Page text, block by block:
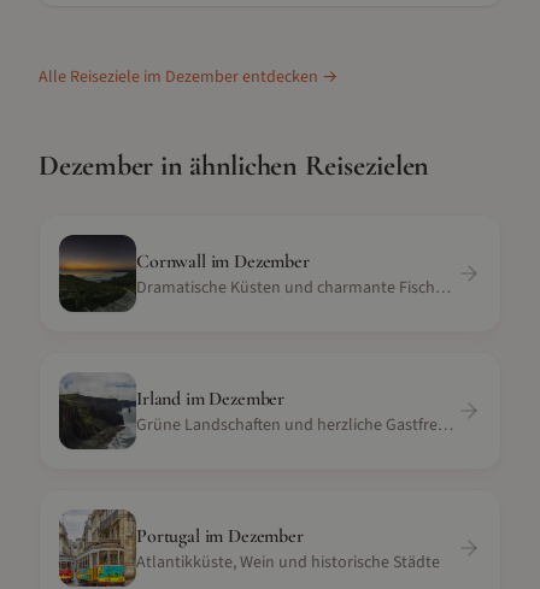
Alle Reiseziele im Dezemberentdecken →
Dezember in ähnlichen Reisezielen
Cornwall im Dezember
Dramatische Küsten und charmante Fischerdörfer
Irland im Dezember
Grüne Landschaften und herzliche Gastfreundschaft
Portugal im Dezember
Atlantikküste, Wein und historische Städte